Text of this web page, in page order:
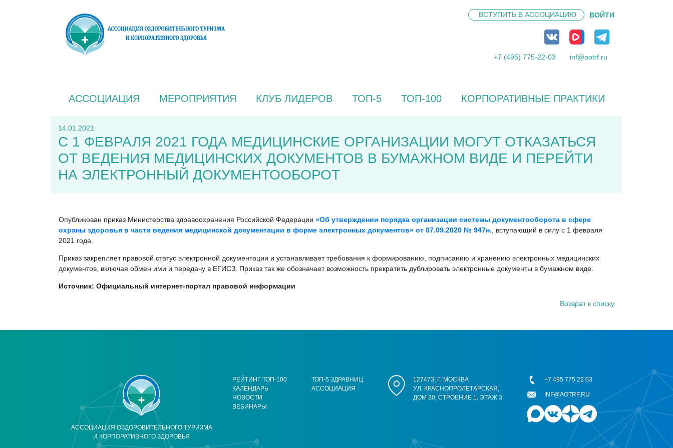
ВСТУПИТЬ В АССОЦИАЦИЮ ВОЙТИ
+7 (495) 775-22-03 inf@aotrf.ru
АССОЦИАЦИЯ МЕРОПРИЯТИЯ КЛУБ ЛИДЕРОВ ТОП-5 ТОП-100 КОРПОРАТИВНЫЕ ПРАКТИКИ
14.01.2021
С 1 ФЕВРАЛЯ 2021 ГОДА МЕДИЦИНСКИЕ ОРГАНИЗАЦИИ МОГУТ ОТКАЗАТЬСЯ
ОТ ВЕДЕНИЯ МЕДИЦИНСКИХ ДОКУМЕНТОВ В БУМАЖНОМ ВИДЕ И ПЕРЕЙТИ
НА ЭЛЕКТРОННЫЙ ДОКУМЕНТООБОРОТ
Опубликован приказ Министерства здравоохранения Российской Федерации «Об утверждении порядка организации системы документооборота в сфере
охраны здоровья в части ведения медицинской документации в форме электронных документов» от 07.09.2020 № 947н. , вступающий в силу с 1 февраля
2021 года.
Приказ закрепляет правовой статус электронной документации и устанавливает требования к формированию, подписанию и хранению электронных медицинских
документов, включая обмен ими и передачу в ЕГИСЗ. Приказ так же обозначает возможность прекратить дублировать электронные документы в бумажном виде.
Источник: Официальный интернет-портал правовой информации
Возврат к списку
АССОЦИАЦИЯ ОЗДОРОВИТЕЛЬНОГО ТУРИЗМА
И КОРПОРАТИВНОГО ЗДОРОВЬЯ
РЕЙТИНГ ТОП-100
КАЛЕНДАРЬ
НОВОСТИ
ВЕБИНАРЫ
ТОП-5 ЗДРАВНИЦ
АССОЦИАЦИЯ
127473, Г. МОСКВА
УЛ. КРАСНОПРОЛЕТАРСКАЯ,
ДОМ 30, СТРОЕНИЕ 1, ЭТАЖ 3
+7 495 775 22 03
INF@AOTRF.RU